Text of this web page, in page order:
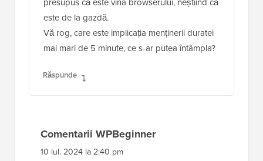
este de la gazdă.
Vă rog, care este implicația menținerii duratei
mai mari de 5 minute, ce s-ar putea întâmpla?
Răspunde
Comentarii WPBeginner
10 iul. 2024 la 2:40 pm